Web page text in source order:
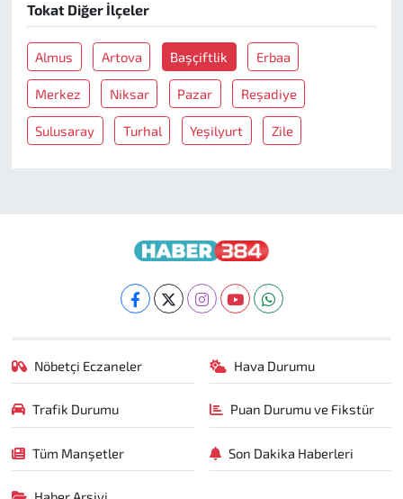
Tokat Diğer İlçeler
Almus Artova Başçiftlik Erbaa
Merkez Niksar Pazar Reşadiye
Sulusaray Turhal Yeşilyurt Zile
Nöbetçi Eczaneler Hava Durumu
Trafik Durumu Puan Durumu ve Fikstür
Tüm Manşetler Son Dakika Haberleri